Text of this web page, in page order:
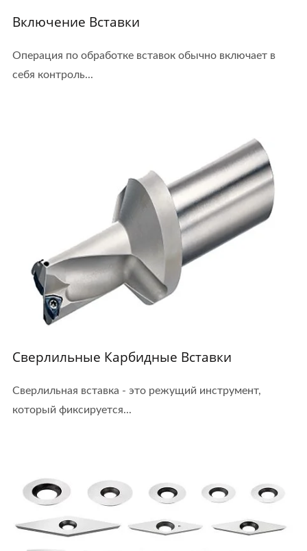
Включение Вставки
Операция по обработке вставок обычно включает в
себя контроль...
Сверлильные Карбидные Вставки
Сверлильная вставка - это режущий инструмент,
который фиксируется...